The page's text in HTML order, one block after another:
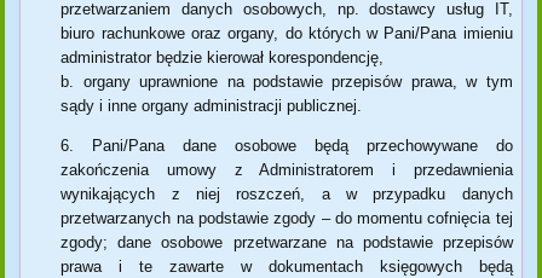
przetwarzaniem danych osobowych, np. dostawcy usług IT,
biuro rachunkowe oraz organy, do których w Pani/Pana imieniu
administrator będzie kierował korespondencję,
organy uprawnione na podstawie przepisów prawa, w tym
sądy i inne organy administracji publicznej.
Pani/Pana dane osobowe będą przechowywane do
zakończenia umowy z Administratorem i przedawnienia
wynikających z niej roszczeń, a w przypadku danych
przetwarzanych na podstawie zgody – do momentu cofnięcia tej
zgody; dane osobowe przetwarzane na podstawie przepisów
prawa i te zawarte w dokumentach księgowych będą